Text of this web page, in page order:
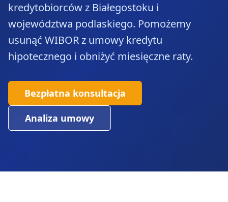
kredytobiorców z Białegostoku i
województwa podlaskiego. Pomożemy
usunąć WIBOR z umowy kredytu
hipotecznego i obniżyć miesięczne raty.
Bezpłatna konsultacja
Analiza umowy